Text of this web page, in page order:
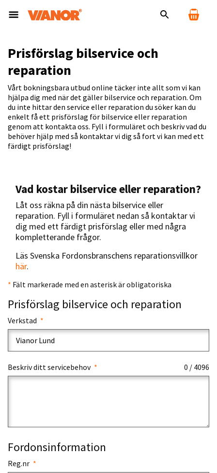
Prisförslag bilservice och
reparation
Vårt bokningsbara utbud online täcker inte allt som vi kan
hjälpa dig med när det gäller bilservice och reparation. Om
du inte hittar den service eller reparation du söker kan du
enkelt få ett prisförslag för bilservice eller reparation
genom att kontakta oss. Fyll i formuläret och beskriv vad du
behöver hjälp med så kontaktar vi dig så fort vi kan med ett
färdigt prisförslag!
Vad kostar bilservice eller reparation?
Låt oss räkna på din nästa bilservice eller
reparation. Fyll i formuläret nedan så kontaktar vi
dig med ett färdigt prisförslag eller med några
kompletterande frågor.
Läs Svenska Fordonsbranschens reparationsvillkor
här.
* Fält markerade med en asterisk är obligatoriska
Prisförslag bilservice och reparation
Verkstad
Beskriv ditt servicebehov 0 / 4096
Fordonsinformation
Reg.nr